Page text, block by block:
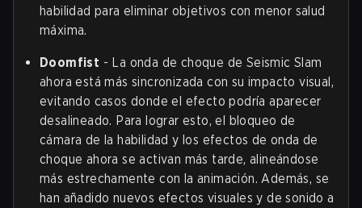
habilidad para eliminar objetivos con menor salud
máxima.
Doomfist - La onda de choque de Seismic Slam
ahora está más sincronizada con su impacto visual,
evitando casos donde el efecto podría aparecer
desalineado. Para lograr esto, el bloqueo de
cámara de la habilidad y los efectos de onda de
choque ahora se activan más tarde, alineándose
más estrechamente con la animación. Además, se
han añadido nuevos efectos visuales y de sonido a